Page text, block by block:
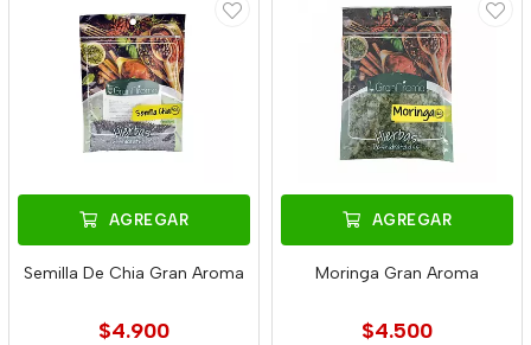
AGREGAR
Semilla De Chia Gran Aroma
$4.900
AGREGAR
Moringa Gran Aroma
$4.500